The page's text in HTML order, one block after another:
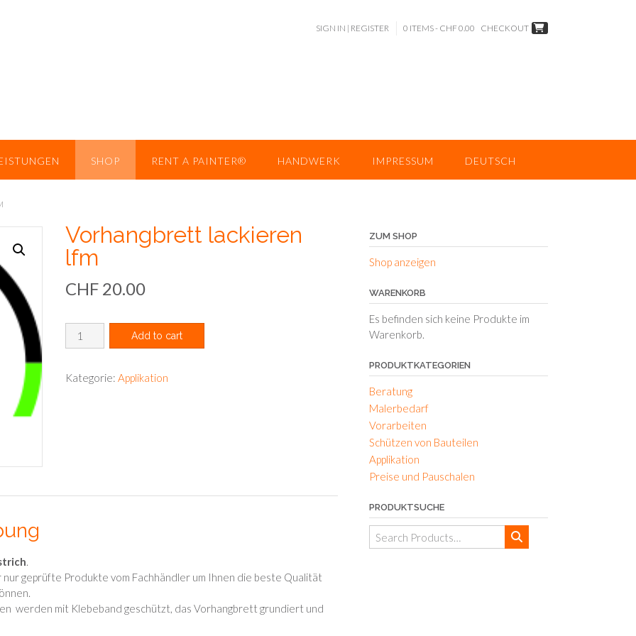
SIGN IN | REGISTER 0 ITEMS - CHF 0.00 CHECKOUT
SHOP RENT A PAINTER® HANDWERK IMPRESSUM DEUTSCH
Vorhangbrett lackieren
lfm
CHF 20.00
Vorhangbrett
lackieren
Menge
Add to cart
Kategorie:Applikation
.
geprüfte Produkte vom Fachhändler um Ihnen die beste Qualität
werden mit Klebeband geschützt, das Vorhangbrett grundiert und
ZUM SHOP
Shop anzeigen
WARENKORB
Es befinden sich keine Produkte im
Warenkorb.
PRODUKTKATEGORIEN
Beratung
Malerbedarf
Vorarbeiten
Schützen von Bauteilen
Applikation
Preise und Pauschalen
PRODUKTSUCHE
Search
for: